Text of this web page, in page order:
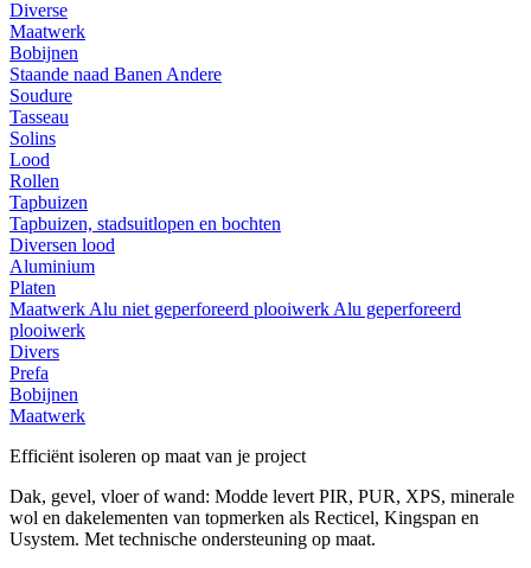
Diverse
Maatwerk
Bobijnen
Staande naad Banen Andere
Soudure
Tasseau
Solins
Lood
Rollen
Tapbuizen
Tapbuizen, stadsuitlopen en bochten
Diversen lood
Aluminium
Platen
Maatwerk Alu niet geperforeerd plooiwerk Alu geperforeerd
plooiwerk
Divers
Prefa
Bobijnen
Maatwerk
Efficiënt isoleren op maat van je project
Dak, gevel, vloer of wand: Modde levert PIR, PUR, XPS, minerale
wol en dakelementen van topmerken als Recticel, Kingspan en
Usystem. Met technische ondersteuning op maat.